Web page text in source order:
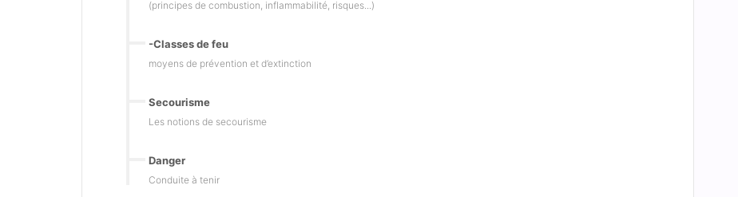
(principes de combustion, inflammabilité, risques...)
-Classes de feu
moyens de prévention et d’extinction
Secourisme
Les notions de secourisme
Danger
Conduite à tenir